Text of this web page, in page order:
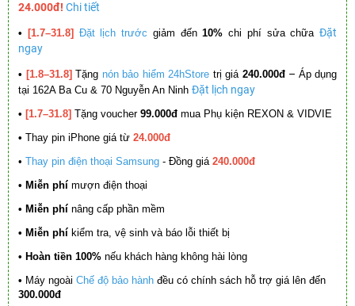
24.000đ! Chi tiết
• [1.7–31.8] Đặt lịch trước giảm đến10% chi phí sửa chữa Đặt
ngay
• [1.8–31.8] Tặng nón bảo hiểm 24hStore trị giá 240.000đ – Áp dụng
tại 162A Ba Cu & 70 Nguyễn An Ninh Đặt lịch ngay
• [1.7–31.8] Tặng voucher 99.000đ mua Phụ kiện REXON & VIDVIE
• Thay pin iPhone giá từ 24.000đ
• Thay pin điện thoại Samsung - Đồng giá 240.000đ
• Miễn phí mượn điện thoại
• Miễn phí nâng cấp phần mềm
• Miễn phí kiểm tra, vệ sinh và báo lỗi thiết bị
• Hoàn tiền 100% nếu khách hàng không hài lòng
• Máy ngoài Chế độ bảo hành đều có chính sách hỗ trợ giá lên đến
300.000đ